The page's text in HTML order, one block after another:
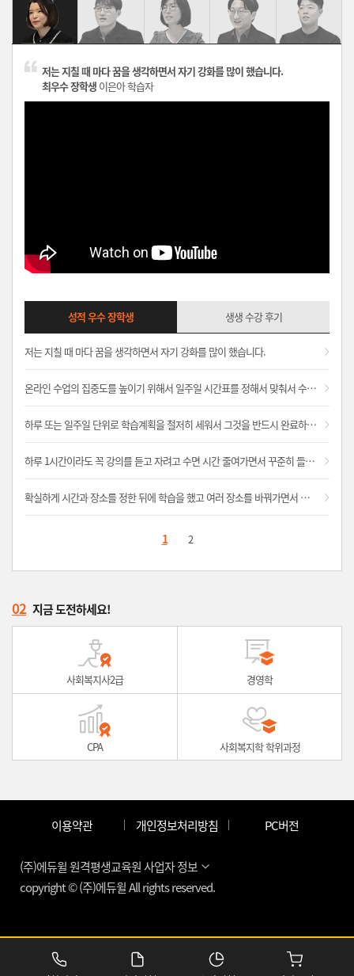
저는 지칠 때 마다 꿈을 생각하면서 자기 강화를 많이 했습니다.
최우수 장학생 이은아 학습자
성적 우수 장학생 생생 수강 후기
저는 지칠 때 마다 꿈을 생각하면서 자기 강화를 많이 했습니다.
온라인 수업의 집중도를 높이기 위해서 일주일 시간표를 정해서 맞춰서 수강했습니다.
하루 또는 일주일 단위로 학습계획을 철저히 세워서 그것을 반드시 완료하려고 노력하였습니다.
하루 1시간이라도 꼭 강의를 듣고 자려고 수면 시간 줄여가면서 꾸준히 들었던게 도움이 많이 되었습니다.
확실하게 시간과 장소를 정한 뒤에 학습을 했고 여러 장소를 바꿔가면서 집중력을 높였습니다.
1 2
02 지금 도전하세요!
사회복지사2급 경영학
CPA 사회복지학 학위과정
이용약관 개인정보처리방침 PC버전
(주)에듀윌 원격평생교육원 사업자 정보
copyright © (주)에듀윌 All rights reserved.